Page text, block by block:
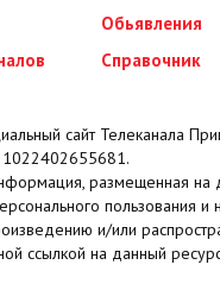
Обьявления
Справочник
сайт Телеканала
размещенная на
пользования
и/или
ссылкой на данный